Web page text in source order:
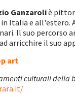
Ganzaroliè
Italia e all'estero.
Il suo percorso
arricchire il suo
art
culturali della